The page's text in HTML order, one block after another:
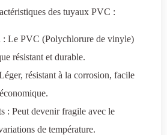
des tuyaux PVC :
: Le PVC (Polychlorure de vinyle)
résistant et durable.
résistant à la corrosion, facile
: Peut devenir fragile avec le
de température.